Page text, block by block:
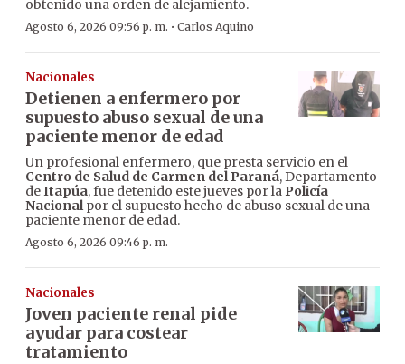
obtenido una orden de alejamiento.
Agosto 6, 2026 09:56 p. m. · Carlos Aquino
Nacionales
Detienen a enfermero por
supuesto abuso sexual de una
paciente menor de edad
Un profesional enfermero, que presta servicio en el
Centro de Salud de Carmen del Paraná, Departamento
deItapúa, fue detenido este jueves por la Policía
Nacionalpor el supuesto hecho de abuso sexual de una
paciente menor de edad.
Agosto 6, 2026 09:46 p. m.
Nacionales
Joven paciente renal pide
ayudar para costear
tratamiento